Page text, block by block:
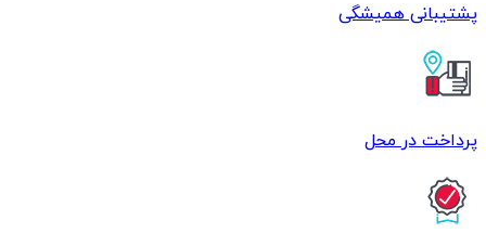
پشتیبانی همیشگی
پرداخت در محل